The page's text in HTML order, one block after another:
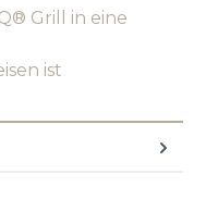
Grill in eine
ist